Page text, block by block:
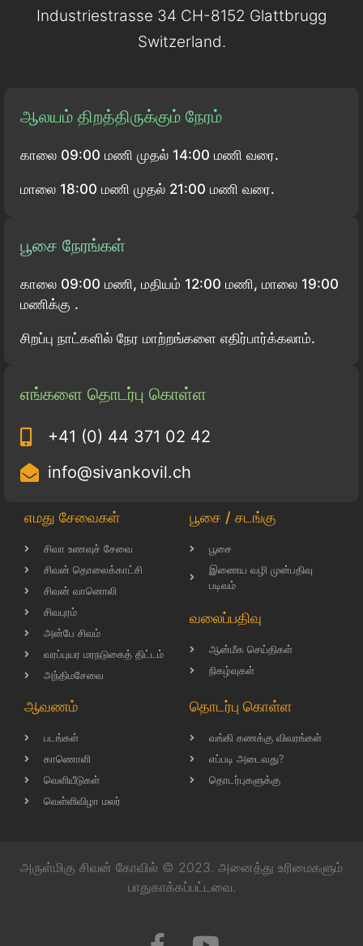
Industriestrasse 34 CH-8152 Glattbrugg
Switzerland.
ஆலயம் திறத்திருக்கும் நேரம்
காலை 09:00 மணி முதல் 14:00 மணி வரை.
மாலை 18:00 மணி முதல் 21:00 மணி வரை.
பூசை நேரங்கள்
காலை 09:00 மணி, மதியம் 12:00 மணி, மாலை 19:00
மணிக்கு .
சிறப்பு நாட்களில் நேர மாற்றங்களை எதிர்பார்க்கலாம்.
எங்களை தொடர்பு கொள்ள
+41 (0) 44 371 02 42
info@sivankovil.ch
எமது சேவைகள்
சிவா உணவுச் சேவை
சிவன் தொலைக்காட்சி
சிவன் வானொலி
சிவபுரம்
அன்பே சிவம்
வரப்புயர மரநடுகைத் திட்டம்
அந்திமசேவை
பூசை / சடங்கு
பூசை
இணைய வழி முன்பதிவு
படிவம்
வலைப்பதிவு
ஆன்மீக செய்திகள்
நிகழ்வுகள்
ஆவணம்
படங்கள்
காணொளி
வெளியீடுகள்
வெள்ளிவிழா மலர்
தொடர்பு கொள்ள
வங்கி கணக்கு விவரங்கள்
எப்படி அடைவது?
தொடர்புகளுக்கு
அருள்மிகு சிவன் கோவில் © 2023. அனைத்து உரிமைகளும்
பாதுகாக்கப்பட்டவை.